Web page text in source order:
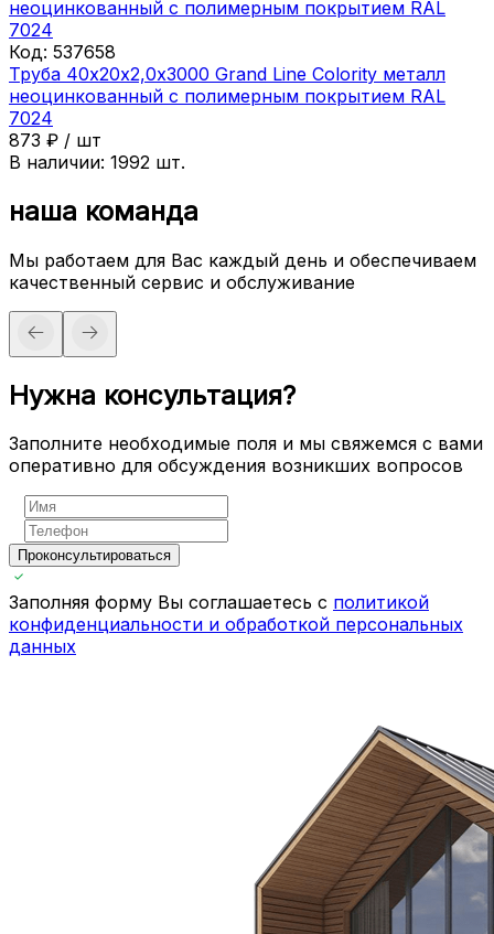
Код: 537658
Труба 40х20х2,0х3000 Grand Line Colority металл
неоцинкованный с полимерным покрытием RAL
7024
873 ₽ / шт
В наличии: 1992 шт.
наша команда
Мы работаем для Вас каждый день и обеспечиваем
качественный сервис и обслуживание
Нужна консультация?
Заполните необходимые поля и мы свяжемся с вами
оперативно для обсуждения возникших вопросов
Проконсультироваться
Заполняя форму Вы соглашаетесь с политикой
конфиденциальности и обработкой персональных
данных